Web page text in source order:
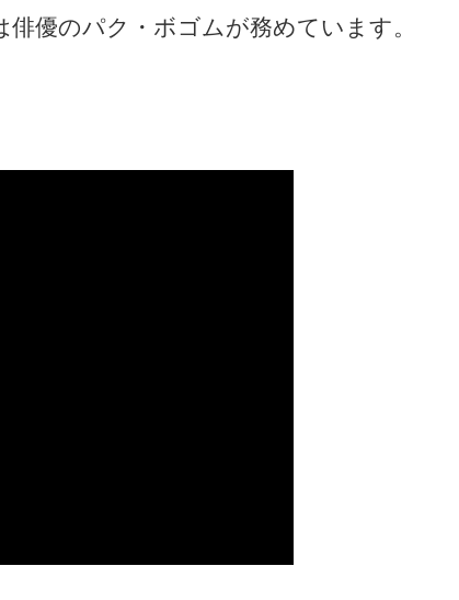
優のパク・ボゴムが務めています。